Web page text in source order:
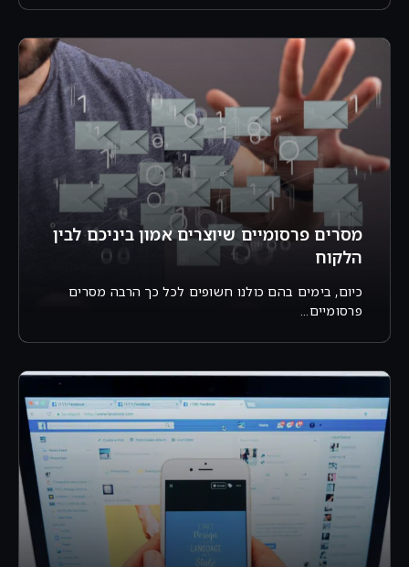
מסרים פרסומיים שיוצרים אמון ביניכם לבין
הלקוח
כיום, בימים בהם כולנו חשופים לכל כך הרבה מסרים
פרסומיים...